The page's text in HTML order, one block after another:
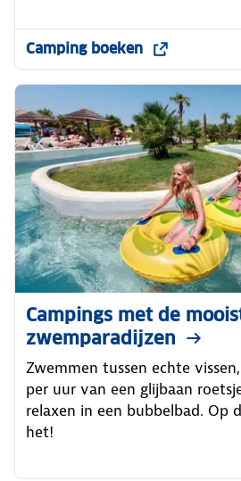
Camping boeken
Campings met de
zwemparadijzen
Zwemmen tussen echte
per uur van een glijbaan
relaxen in een bubbelbad. Op
het!